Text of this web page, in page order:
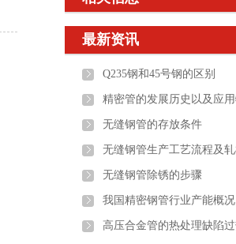
最新资讯
Q235钢和45号钢的区别
无缝钢管的存放条件
无缝钢管除锈的步骤
我国精密钢管行业产能概况